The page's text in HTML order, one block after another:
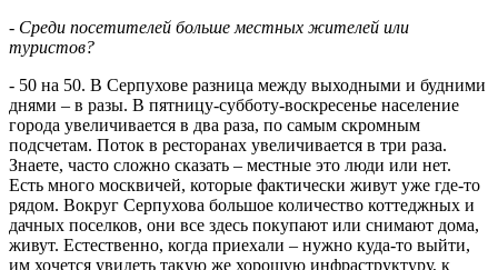
- Среди посетителей больше местных жителей или
туристов?
- 50 на 50. В Серпухове разница между выходными и будними
днями – в разы. В пятницу-субботу-воскресенье население
города увеличивается в два раза, по самым скромным
подсчетам. Поток в ресторанах увеличивается в три раза.
Знаете, часто сложно сказать – местные это люди или нет.
Есть много москвичей, которые фактически живут уже где-то
рядом. Вокруг Серпухова большое количество коттеджных и
дачных поселков, они все здесь покупают или снимают дома,
живут. Естественно, когда приехали – нужно куда-то выйти,
им хочется увидеть такую же хорошую инфраструктуру, к